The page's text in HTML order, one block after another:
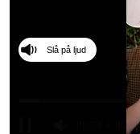
Slå på ljud